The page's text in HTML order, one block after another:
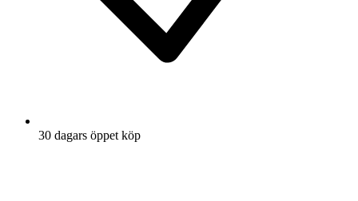
30 dagars öppet köp